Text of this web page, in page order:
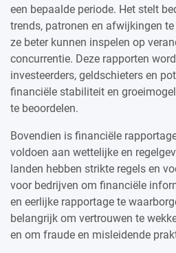
een bepaalde periode. Het stelt
trends, patronen en afwijkingen
ze beter kunnen inspelen op
concurrentie. Deze rapporten
investeerders, geldschieters en
financiële stabiliteit en
te beoordelen.
Bovendien is financiële
voldoen aan wettelijke en
landen hebben strikte regels en
voor bedrijven om financiële
en eerlijke rapportage te
belangrijk om vertrouwen te
en om fraude en misleidende